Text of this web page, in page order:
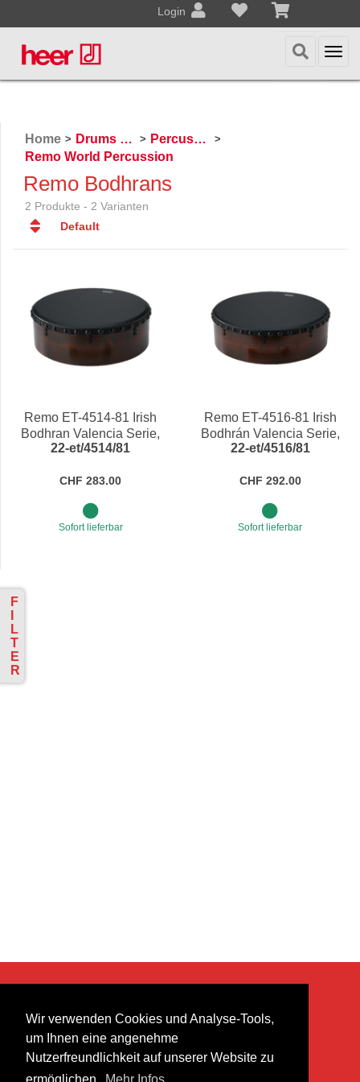
Wir verwenden Cookies und Analyse-Tools,
um Ihnen eine angenehme
Nutzerfreundlichkeit auf unserer Website zu
Login
F
L
T
E
R
Home > Drums & Percussion > Percussion >
Remo World Percussion
Remo Bodhrans
2 Produkte - 2 Varianten
Default
Default
Datum
Name
Preis
Remo ET-4514-81 Irish
Bodhran Valencia Serie,
14" Antique Brown
22-et/4514/81
CHF 283.00
Sofort lieferbar
Remo ET-4516-81 Irish
Bodhrán Valencia Serie,
16" Antique Brown
22-et/4516/81
CHF 292.00
Sofort lieferbar
heer musik ag
Lättenstrasse 35
8952 Schlieren